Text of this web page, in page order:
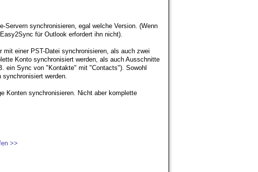
synchronisieren, egal welche Version. (Wenn
für Outlook erfordert ihn nicht).
mit einer PST-Datei synchronisieren, als auch zwei
Konto synchronisiert werden, als auch Ausschnitte
ein Sync von "Kontakte" mit "Contacts"). Sowohl
werden.
Konten synchronisieren. Nicht aber komplette
>>